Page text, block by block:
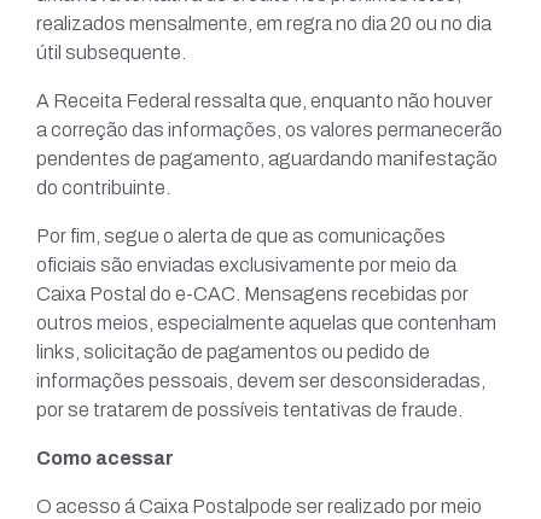
realizados mensalmente, em regra no dia 20 ou no dia
útil subsequente.
A Receita Federal ressalta que, enquanto não houver
a correção das informações, os valores permanecerão
pendentes de pagamento, aguardando manifestação
do contribuinte.
Por fim, segue o alerta de que as comunicações
oficiais são enviadas exclusivamente por meio da
Caixa Postal do e-CAC. Mensagens recebidas por
outros meios, especialmente aquelas que contenham
links, solicitação de pagamentos ou pedido de
informações pessoais, devem ser desconsideradas,
por se tratarem de possíveis tentativas de fraude.
Como acessar
O acesso á Caixa Postalpode ser realizado por meio